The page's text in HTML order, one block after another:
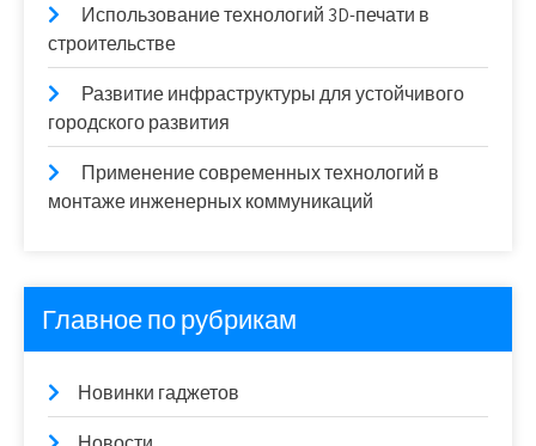
Использование технологий 3D-печати в
строительстве
Развитие инфраструктуры для устойчивого
городского развития
Применение современных технологий в
монтаже инженерных коммуникаций
Главное по рубрикам
Новинки гаджетов